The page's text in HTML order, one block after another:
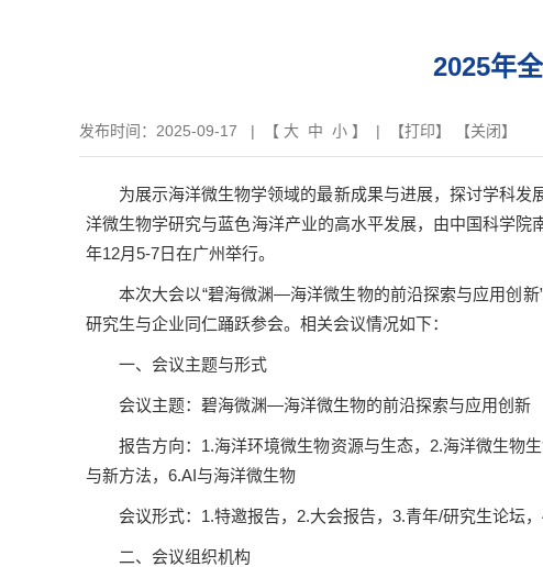
2025年
发布时间：2025-09-17 | 【 大 中 小 】 | 【打印】 【关闭】
为展示海洋微生物学领域的最新成果与进展，探讨学科
洋微生物学研究与蓝色海洋产业的高水平发展，由中国科学院
年12月5-7日在广州举行。
本次大会以“碧海微渊—海洋微生物的前沿探索与应用创
研究生与企业同仁踊跃参会。相关会议情况如下：
一、会议主题与形式
会议主题：碧海微渊—海洋微生物的前沿探索与应用创新
报告方向：1.海洋环境微生物资源与生态，2.海洋微生物
与新方法，6.AI与海洋微生物
会议形式：1.特邀报告，2.大会报告，3.青年/研究生论坛
二、会议组织机构